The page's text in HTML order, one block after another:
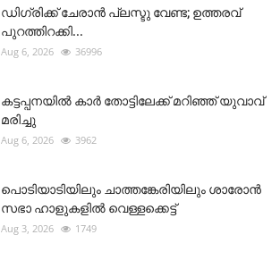
ഡിഗ്രിക്ക് ചേരാന്‍ പ്ലസ്ടു വേണ്ട; ഉത്തരവ്
പുറത്തിറക്കി...
Aug 6, 2026 36996
കട്ടപ്പനയിൽ കാർ തോട്ടിലേക്ക് മറിഞ്ഞ് യുവാവ്
മരിച്ചു
Aug 6, 2026 3962
പൊടിയാടിയിലും ചാത്തങ്കേരിയിലും ശാരോൻ
സഭാ ഹാളുകളിൽ വെള്ളക്കെട്ട്
Aug 3, 2026 1749